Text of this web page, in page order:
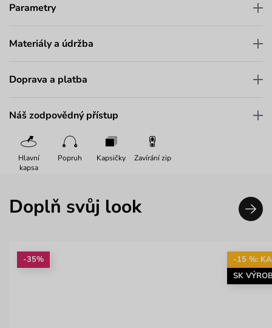
Parametry
Materiály a údržba
Doprava a platba
Náš zodpovědný přístup
Hlavní
kapsa
Popruh Kapsičky Zavírání zip
Doplň svůj look
-35%
-15 %:
SK